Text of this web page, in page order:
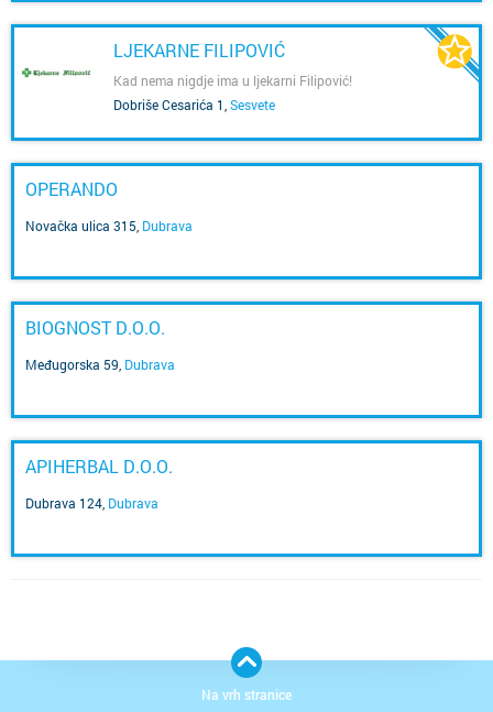
LJEKARNE FILIPOVIĆ
Kad nema nigdje ima u ljekarni Filipović!
Dobriše Cesarića 1 Sesvete
OPERANDO
Novačka ulica 315 Dubrava
BIOGNOST D.O.O.
Međugorska 59 Dubrava
APIHERBAL D.O.O.
Dubrava 124 Dubrava
Na vrh stranice